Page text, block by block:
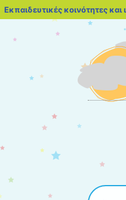
Εκπαιδευτικές κοινότητες και